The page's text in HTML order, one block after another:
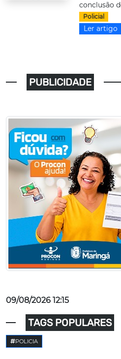
conclusão
Policial
Ler artigo
PUBLICIDADE
09/08/2026 12:15
TAGS POPULARES
POLICIA